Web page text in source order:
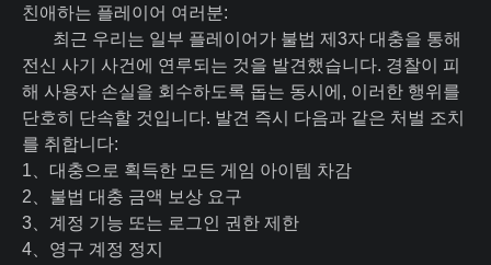
친애하는 플레이어 여러분:
최근 우리는 일부 플레이어가 불법 제3자 대충을 통해
전신 사기 사건에 연루되는 것을 발견했습니다. 경찰이 피
해 사용자 손실을 회수하도록 돕는 동시에, 이러한 행위를
단호히 단속할 것입니다. 발견 즉시 다음과 같은 처벌 조치
를 취합니다:
1、대충으로 획득한 모든 게임 아이템 차감
2、불법 대충 금액 보상 요구
3、계정 기능 또는 로그인 권한 제한
4、영구 계정 정지